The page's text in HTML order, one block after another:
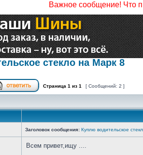
Важное сообщение! Что
стекло на Марк 8
Страница 1 из 1 [ Сообщений: 2 ]
Заголовок сообщения: Куплю водительское
Всем привет,ищу ....